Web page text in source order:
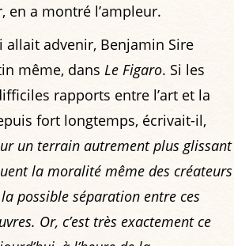
en a montré l’ampleur.
allait advenir, Benjamin Sire
même, dans Le Figaro. Si les
rapports entre l’art et la
fort longtemps, écrivait-il,
un terrain autrement plus glissant
la moralité même des créateurs
possible séparation entre ces
Or, c’est très exactement ce